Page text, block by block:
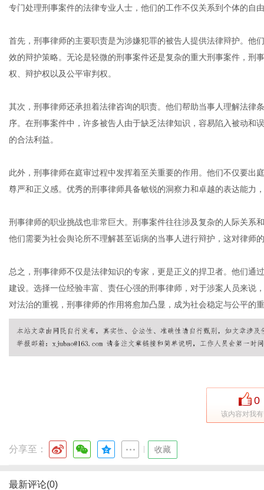
专门处理刑事案件的法律专业人士，他们的工作不仅关系到个体的自
首先，刑事律师的主要职责是为涉嫌犯罪的被告人提供法律辩护。他
效的辩护策略。无论是轻微的刑事案件还是复杂的重大刑事案件，刑
权、辩护权以及公平审判权。
其次，刑事律师还承担着法律咨询的职责。他们帮助当事人理解法律
序。在刑事案件中，许多被告人由于缺乏法律知识，容易陷入被动和
的合法利益。
此外，刑事律师在庭审过程中发挥着至关重要的作用。他们不仅要出
尊严和正义感。优秀的刑事律师具备敏锐的洞察力和卓越的表达能力
刑事律师的职业挑战也非常巨大。刑事案件往往涉及复杂的人际关系
他们需要为社会舆论所不理解甚至诟病的当事人进行辩护，这对律师
总之，刑事律师不仅是法律知识的专家，更是正义的捍卫者。他们通
建设。选择一位经验丰富、责任心强的刑事律师，对于涉案人员来说
对法治的重视，刑事律师的作用将愈加凸显，成为社会稳定与公平的
0
该内容对我
分享至： 收藏
最新评论(0)